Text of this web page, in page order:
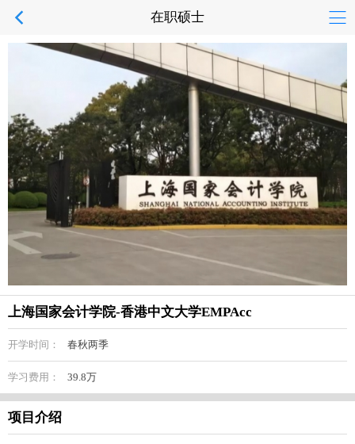
在职硕士
上海国家会计学院-香港中文大学EMPAcc
开学时间： 春秋两季
学习费用： 39.8万
项目介绍